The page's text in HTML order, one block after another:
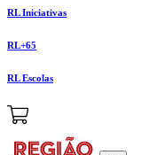
RL Iniciativas
RL+65
RL Escolas